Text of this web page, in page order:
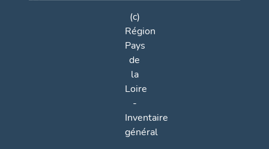
(c)
Région
Pays
de
la
Loire
-
Inventaire
général